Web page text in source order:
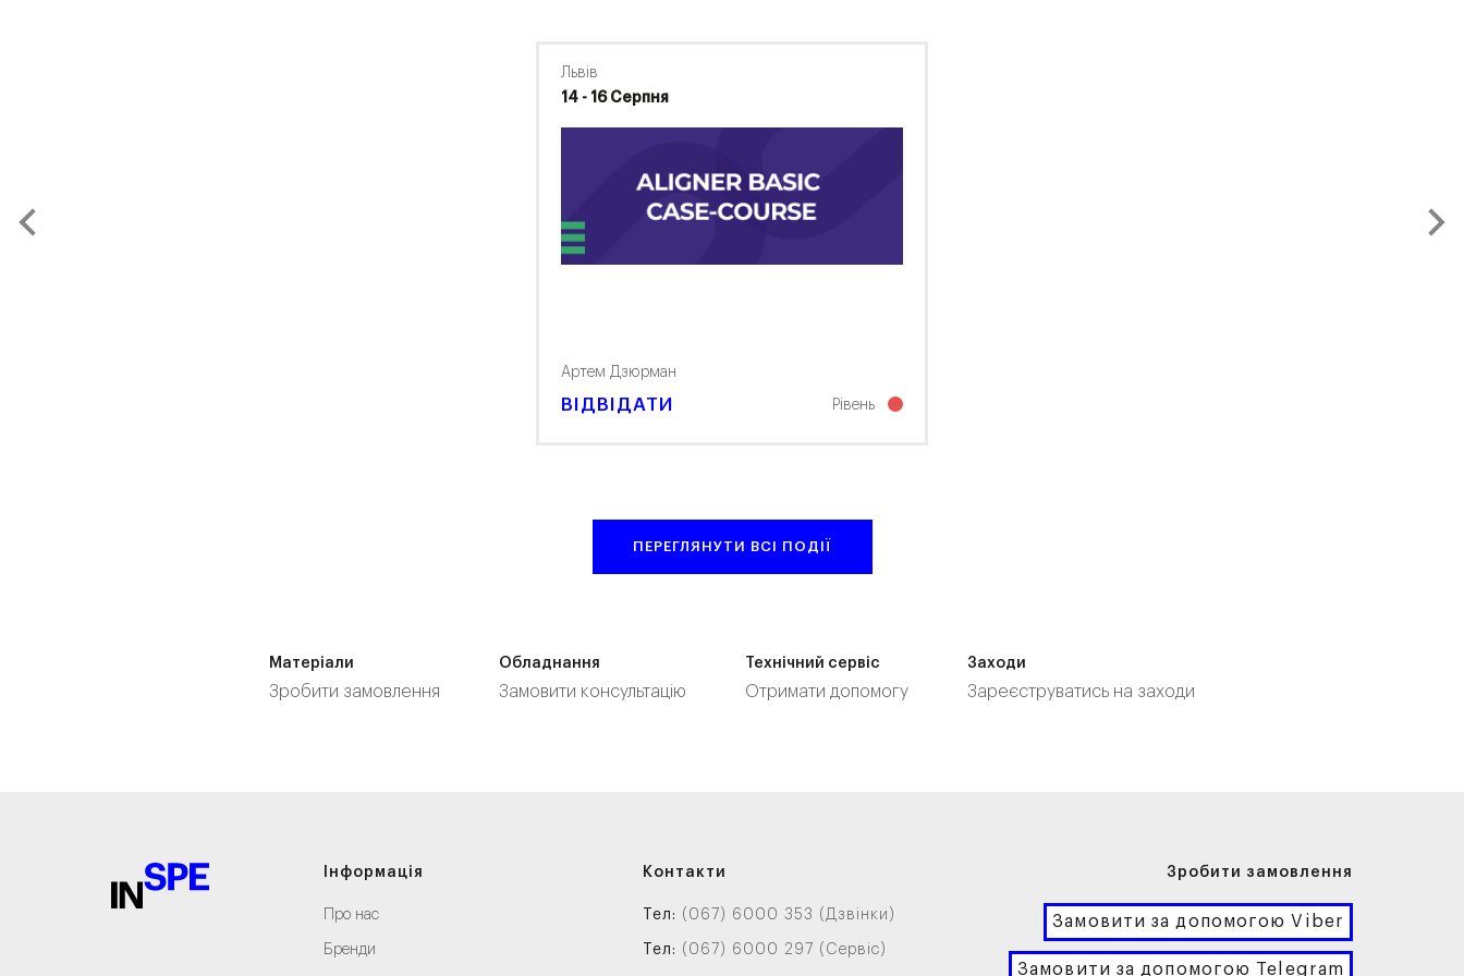
Львів
14 - 16 Серпня
Артем Дзюрман
Рівень
ВІДВІДАТИ
ПЕРЕГЛЯНУТИ ВСІ ПОДІЇ
Матеріали
Зробити замовлення
Обладнання
Замовити консультацію
Технічний сервіс
Отримати допомогу
Заходи
Зареєструватись на заходи
Інформація
Про нас
Бренди
Контакти
Тел: (067) 6000 353 (Дзвінки)
Тел: (067) 6000 297 (Сервіс)
Зробити замовлення
Замовити за допомогою Viber
Замовити за допомогою Telegram